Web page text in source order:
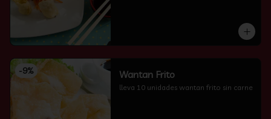
-9% Wantan Frito
lleva 10 unidades wantan frito sin carne